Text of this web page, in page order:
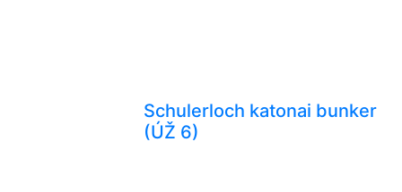
Schulerloch katonai bunker
(ÚŽ 6)